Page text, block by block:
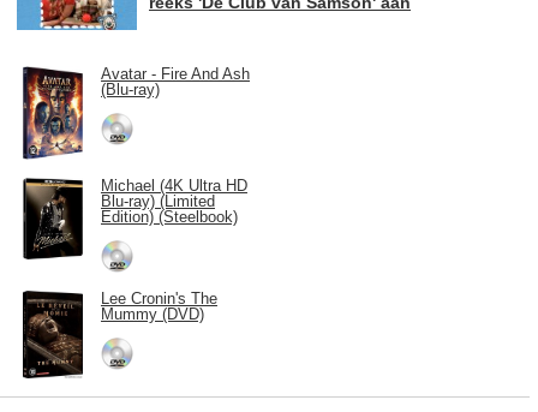
Avatar - Fire And Ash
(Blu-ray)
Michael (4K Ultra HD
Blu-ray) (Limited
Edition) (Steelbook)
Lee Cronin's The
Mummy (DVD)